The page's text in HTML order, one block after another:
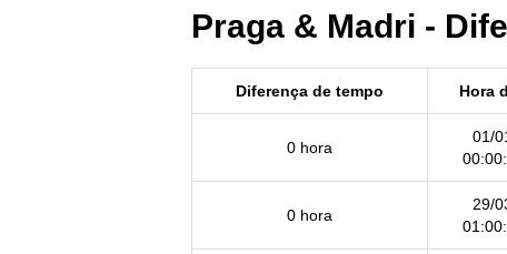
Praga & Madri -
Diferença de tempo Hora
0 hora
01/
0 hora
29/